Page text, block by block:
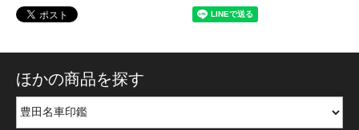
ほかの商品を探す